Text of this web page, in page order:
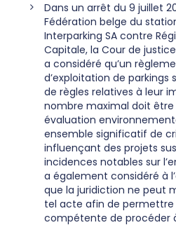
Dans un arrêt du 9 juillet
Fédération belge du
Interparking SA contre
Capitale, la Cour de
a considéré qu’un
d’exploitation de
de règles relatives à leur
nombre maximal doit être
évaluation
ensemble significatif de
influençant des projets
incidences notables sur
a également considéré à
que la juridiction ne peut
tel acte afin de permettre
compétente de procéder